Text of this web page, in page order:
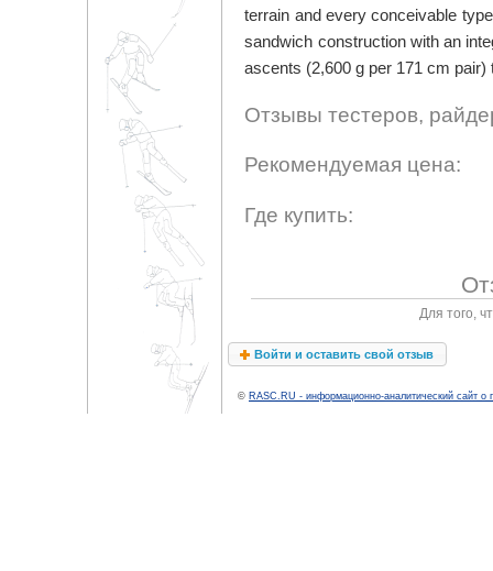
terrain and every conceivable
sandwich construction with an
ascents (2,600 g per 171 cm
Отзывы тестеров,
Рекомендуемая цена:
Где купить:
Для того,
Войти и оставить свой отзыв
© RASC.RU - информационно-аналитический сайт о